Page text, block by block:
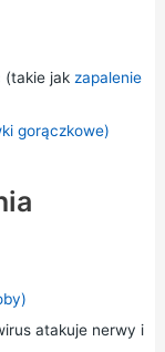
(takie jak zapalenie
gorączkowe)
atakuje nerwy i